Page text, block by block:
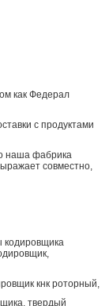
как Федерал
с продуктами
наша фабрика
совместно,
кодировщика
кнк роторный,
твердый